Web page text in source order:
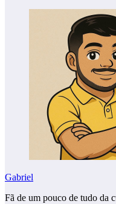
Gabriel
Fã de um pouco de tudo da